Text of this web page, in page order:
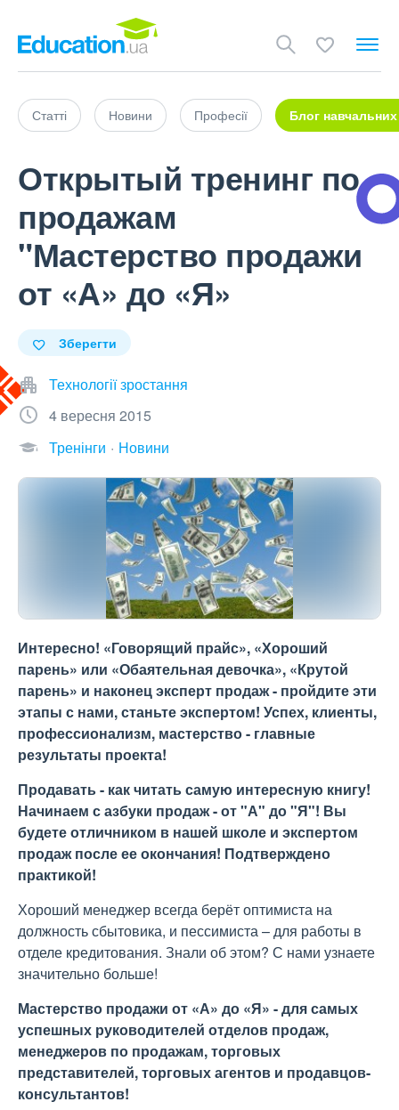
Статті Новини Професії Блог навчальних
Открытый тренинг по
продажам
"Мастерство продажи
от «А» до «Я»
Зберегти
Технології зростання
4 вересня 2015
Тренінги
Новини
Интересно! «Говорящий прайс», «Хороший
парень» или «Обаятельная девочка», «Крутой
парень» и наконец эксперт продаж - пройдите эти
этапы с нами, станьте экспертом! Успех, клиенты,
профессионализм, мастерство - главные
результаты проекта!
Продавать - как читать самую интересную книгу!
Начинаем с азбуки продаж - от "А" до "Я"! Вы
будете отличником в нашей школе и экспертом
продаж после ее окончания! Подтверждено
практикой!
Хороший менеджер всегда берёт оптимиста на
должность сбытовика, и пессимиста – для работы в
отделе кредитования. Знали об этом? С нами узнаете
значительно больше!
Мастерство продажи от «А» до «Я» - для самых
успешных руководителей отделов продаж,
менеджеров по продажам, торговых
представителей, торговых агентов и продавцов-
консультантов!